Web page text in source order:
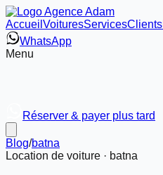
Accueil VoituresServicesClients
WhatsApp
Menu
Réserver & payer plus tard
Blog/batna
Location de voiture · batna